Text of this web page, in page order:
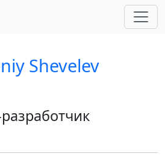
Shevelev
разработчик